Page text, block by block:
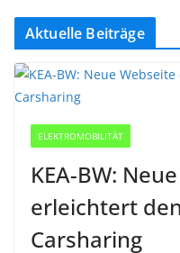
Aktuelle Beiträge
ELEKTROMOBILITÄT
KEA-BW:
erleichtert
Carsharing